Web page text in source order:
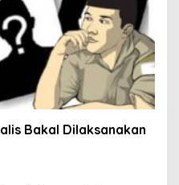
Bakal Dilaksanakan